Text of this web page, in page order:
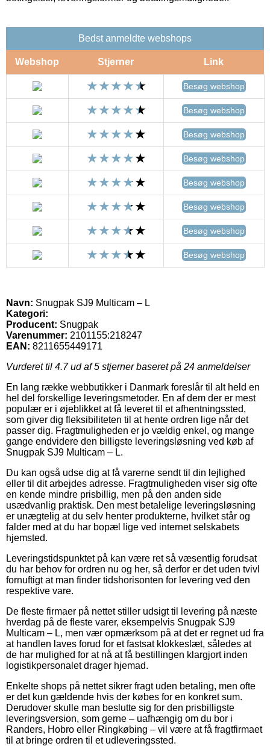
Bedst anmeldte webshops
Webshop Stjerner Link
Besøg webshop
Besøg webshop
Besøg webshop
Besøg webshop
Besøg webshop
Besøg webshop
Besøg webshop
Besøg webshop
Navn: Snugpak SJ9 Multicam – L
Kategori:
Producent: Snugpak
Varenummer: 2101155:218247
EAN: 8211655449171
Vurderet til 4.7ud af 5 stjerner baseret på 24 anmeldelser
En lang række webbutikker i Danmark foreslår til alt held en
hel del forskellige leveringsmetoder. En af dem der er mest
populær er i øjeblikket at få leveret til et afhentningssted,
som giver dig fleksibiliteten til at hente ordren lige når det
passer dig. Fragtmuligheden er jo vældig enkel, og mange
gange endvidere den billigste leveringsløsning ved køb af
Snugpak SJ9 Multicam – L.
Du kan også udse dig at få varerne sendt til din lejlighed
eller til dit arbejdes adresse. Fragtmuligheden viser sig ofte
en kende mindre prisbillig, men på den anden side
usædvanlig praktisk. Den mest betalelige leveringsløsning
er unægtelig at du selv henter produkterne, hvilket står og
falder med at du har bopæl lige ved internet selskabets
hjemsted.
Leveringstidspunktet på kan være ret så væsentlig forudsat
du har behov for ordren nu og her, så derfor er det uden tvivl
fornuftigt at man finder tidshorisonten for levering ved den
respektive vare.
De fleste firmaer på nettet stiller udsigt til levering på næste
hverdag på de fleste varer, eksempelvis Snugpak SJ9
Multicam – L, men vær opmærksom på at det er regnet ud fra
at handlen laves forud for et fastsat klokkeslæt, således at
de har mulighed for at nå at få bestillingen klargjort inden
logistikpersonalet drager hjemad.
Enkelte shops på nettet sikrer fragt uden betaling, men ofte
er det kun gældende hvis der købes for en konkret sum.
Derudover skulle man beslutte sig for den prisbilligste
leveringsversion, som gerne – uafhængig om du bor i
Randers, Hobro eller Ringkøbing – vil være at få fragtfirmaet
til at bringe ordren til et udleveringssted.